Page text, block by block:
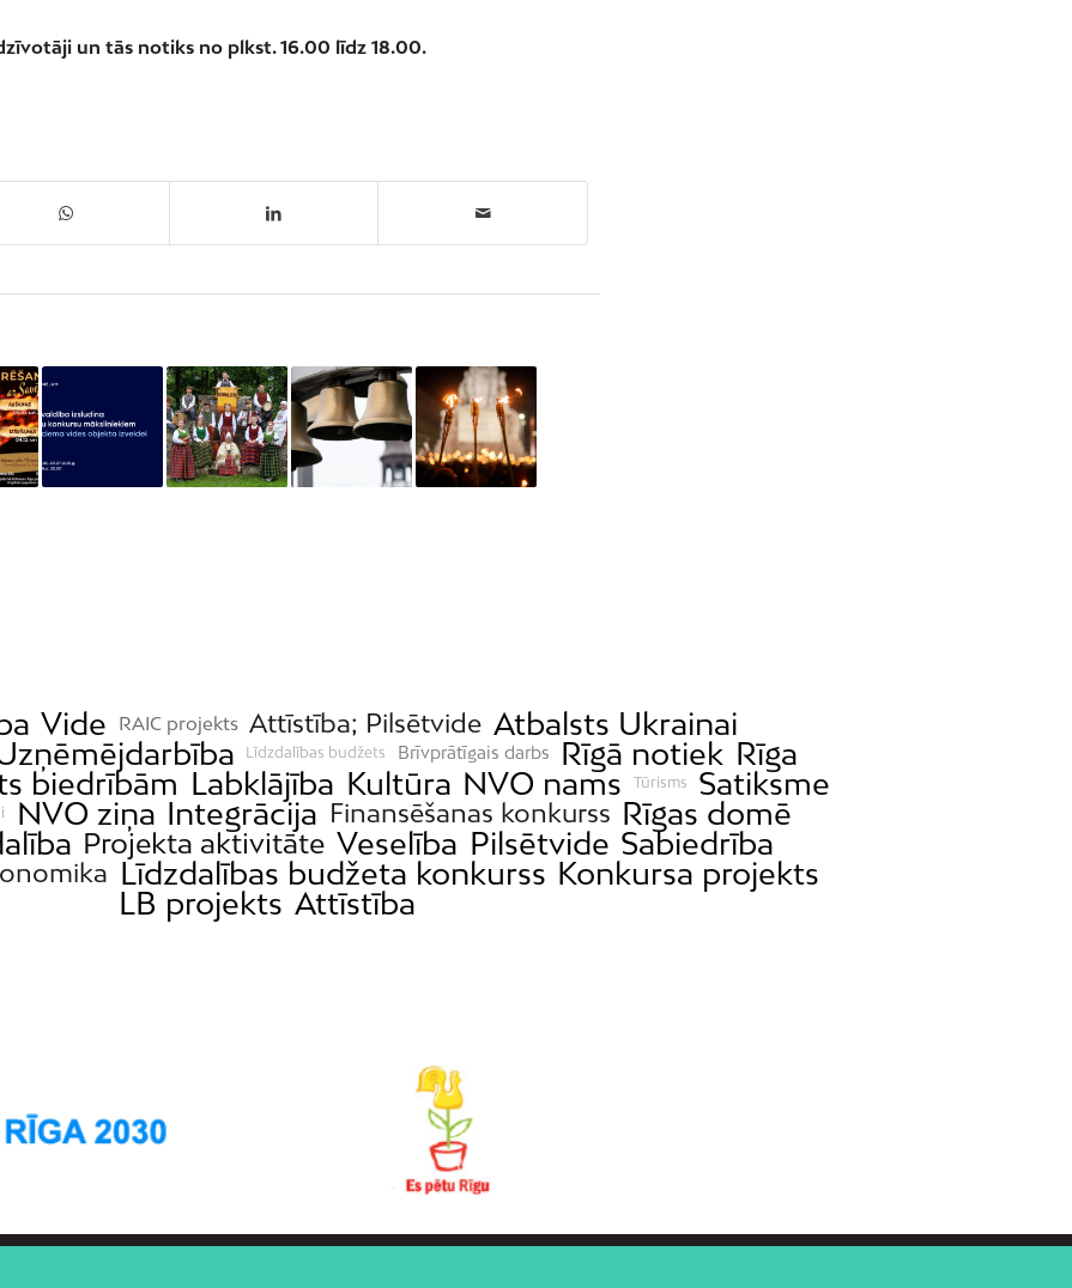
un tās notiks no plkst. 16.00 līdz 18.00.
Vide RAIC projekts Attīstība; Pilsētvide Atbalsts Ukrainai
Līdzdalības budžets Brīvprātīgais darbs Rīgā notiek Rīga
biedrībām Labklājība Kultūra NVO nams Tūrisms
Satiksme
NVO ziņa Integrācija Finansēšanas konkurss Rīgas domē
Projekta aktivitāte Veselība Pilsētvide Sabiedrība
Līdzdalības budžeta konkurss Konkursa projekts
LB projekts Attīstība